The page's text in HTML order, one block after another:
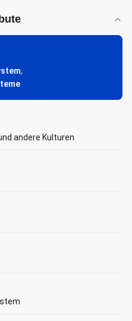
,
andere Kulturen